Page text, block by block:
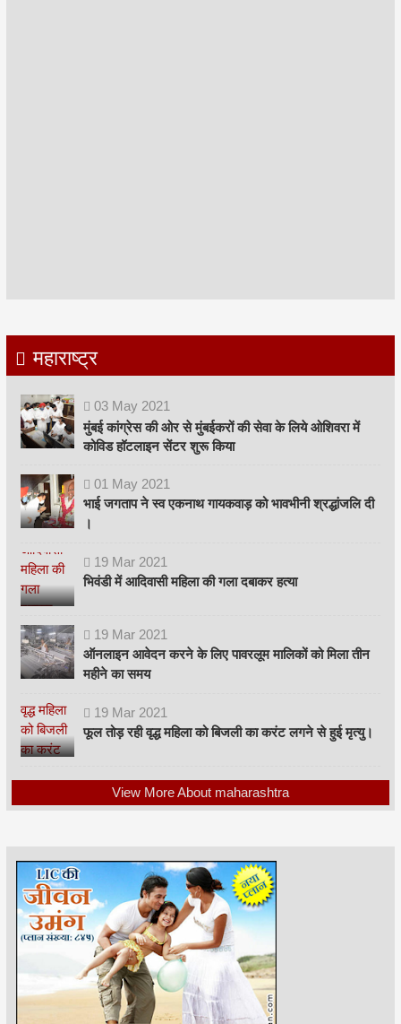
महाराष्ट्र
03 May 2021
मुंबई कांग्रेस की ओर से मुंबईकरों की सेवा के लिये ओशिवरा में
कोविड हॉटलाइन सेंटर शुरू किया
01 May 2021
भाई जगताप ने स्व एकनाथ गायकवाड़ को भावभीनी श्रद्धांजलि दी
।
19 Mar 2021
भिवंडी में आदिवासी महिला की गला दबाकर हत्या
19 Mar 2021
ऑनलाइन आवेदन करने के लिए पावरलूम मालिकों को मिला तीन
महीने का समय
19 Mar 2021
फूल तोड़ रही वृद्ध महिला को बिजली का करंट लगने से हुई मृत्यु।
View More About maharashtra